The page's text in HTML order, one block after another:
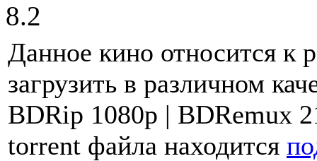
8.2
Данное кино относится к
загрузить в различном
BDRip 1080p | BDRemux
torrent файла находится